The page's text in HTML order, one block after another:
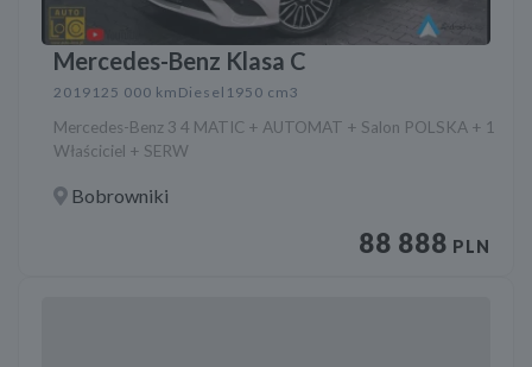
Mercedes-Benz Klasa C
2019 125 000 km Diesel 1950 cm3
Mercedes-Benz 3 4 MATIC + AUTOMAT + Salon POLSKA + 1
Właściciel + SERW
Bobrowniki
88 888 PLN